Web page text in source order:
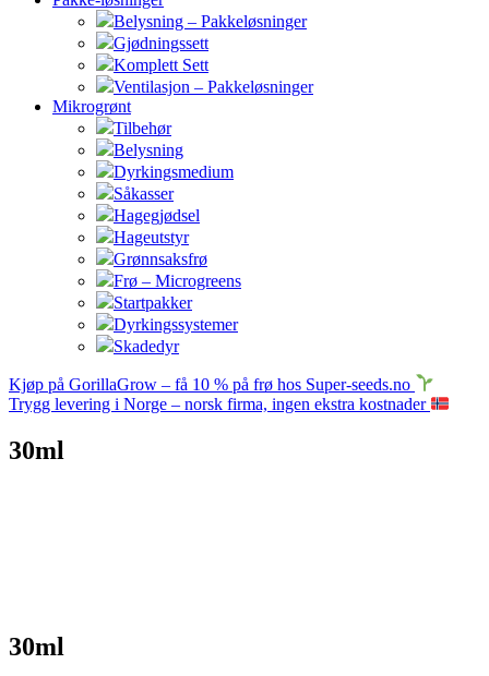
Belysning – Pakkeløsninger
Gjødningssett
Komplett Sett
Ventilasjon – Pakkeløsninger
Mikrogrønt
Tilbehør
Belysning
Dyrkingsmedium
Såkasser
Hagegjødsel
Hageutstyr
Grønnsaksfrø
Frø – Microgreens
Startpakker
Dyrkingssystemer
Skadedyr
Kjøp på GorillaGrow – få 10 % på frø hos Super-seeds.no
Trygg levering i Norge – norsk firma, ingen ekstra kostnader
30ml
30ml